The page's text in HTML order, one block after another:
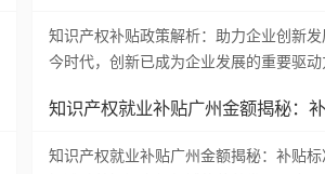
知识产权补贴政策解析：助力企业创新
今时代，创新已成为企业发展的重要驱
知识产权就业补贴广州金额揭秘：
知识产权就业补贴广州金额揭秘：补贴